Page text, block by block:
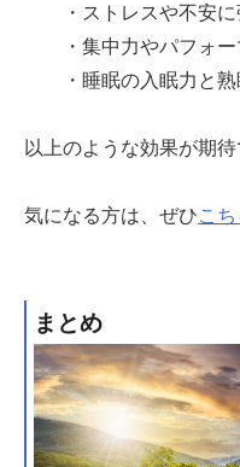
・ストレスや不安に
・集中力やパフォー
・睡眠の入眠力と熟
以上のような効果が期待
気になる方は、ぜひこち
まとめ